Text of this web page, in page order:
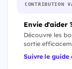
CONTRIBUTION
Envie d'aider
Découvre les
sortie
Suivre le guide